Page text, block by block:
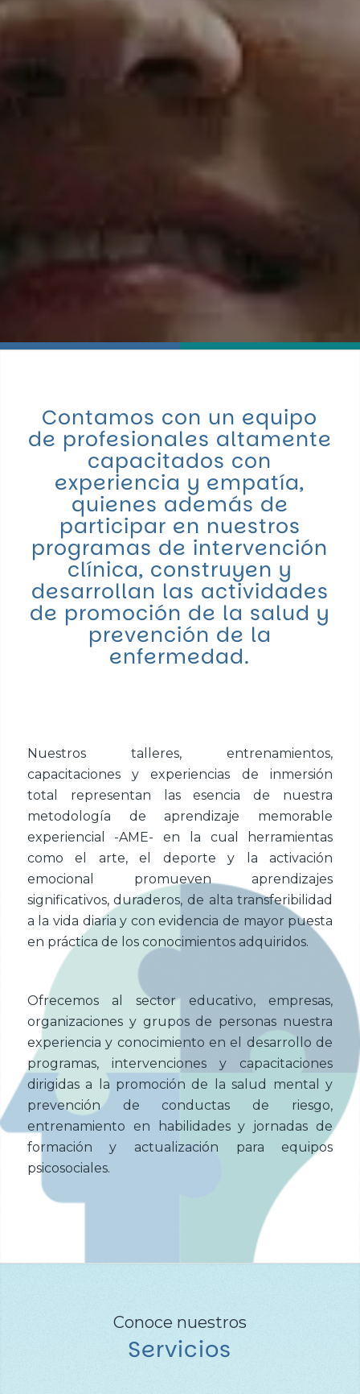
Contamos con un equipo
de profesionales altamente
capacitados con
experiencia y empatía,
quienes además de
participar en nuestros
programas de intervención
clínica, construyen y
desarrollan las actividades
de promoción de la salud y
prevención de la
enfermedad.
Nuestros talleres, entrenamientos,
capacitaciones y experiencias de inmersión
total representan las esencia de nuestra
metodología de aprendizaje memorable
experiencial -AME- en la cual herramientas
como el arte, el deporte y la activación
emocional promueven aprendizajes
significativos, duraderos, de alta transferibilidad
a la vida diaria y con evidencia de mayor puesta
en práctica de los conocimientos adquiridos.
Ofrecemos al sector educativo, empresas,
organizaciones y grupos de personas nuestra
experiencia y conocimiento en el desarrollo de
programas, intervenciones y capacitaciones
dirigidas a la promoción de la salud mental y
prevención de conductas de riesgo,
entrenamiento en habilidades y jornadas de
formación y actualización para equipos
psicosociales.
Conoce nuestros
Servicios